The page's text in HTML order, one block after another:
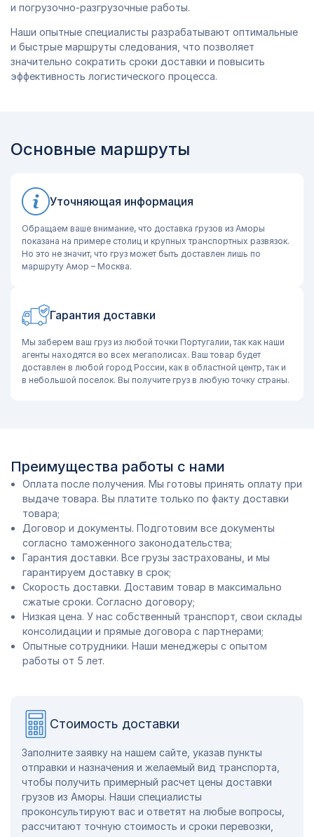
и погрузочно-разгрузочные работы.
Наши опытные специалисты разрабатывают оптимальные
и быстрые маршруты следования, что позволяет
значительно сократить сроки доставки и повысить
эффективность логистического процесса.
Основные маршруты
Уточняющая информация
Обращаем ваше внимание, что доставка грузов из Аморы
показана на примере столиц и крупных транспортных развязок.
Но это не значит, что груз может быть доставлен лишь по
маршруту Амор – Москва.
Гарантия доставки
Мы заберем ваш груз из любой точки Португалии, так как наши
агенты находятся во всех мегаполисах. Ваш товар будет
доставлен в любой город России, как в областной центр, так и
в небольшой поселок. Вы получите груз в любую точку страны.
Преимущества работы с нами
Оплата после получения. Мы готовы принять оплату при
выдаче товара. Вы платите только по факту доставки
товара;
Договор и документы. Подготовим все документы
согласно таможенного законодательства;
Гарантия доставки. Все грузы застрахованы, и мы
гарантируем доставку в срок;
Скорость доставки. Доставим товар в максимально
сжатые сроки. Согласно договору;
Низкая цена. У нас собственный транспорт, свои склады
консолидации и прямые договора с партнерами;
Опытные сотрудники. Наши менеджеры с опытом
работы от 5 лет.
Стоимость доставки
Заполните заявку на нашем сайте, указав пункты
отправки и назначения и желаемый вид транспорта,
чтобы получить примерный расчет цены доставки
грузов из Аморы. Наши специалисты
проконсультируют вас и ответят на любые вопросы,
рассчитают точную стоимость и сроки перевозки,